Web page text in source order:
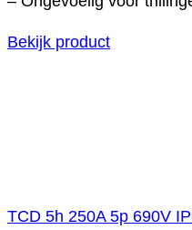
Bekijk product
TCD 5h 250A 5p 690V